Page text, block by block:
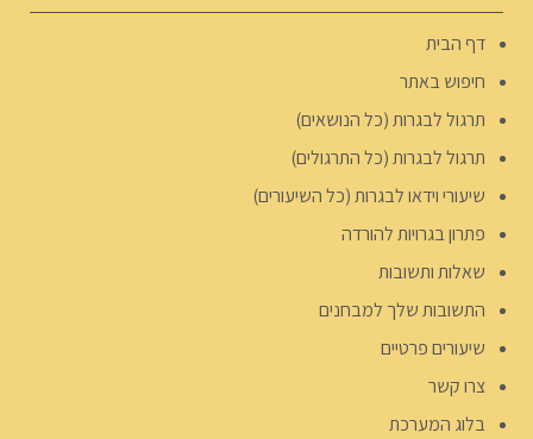
דף הבית
חיפוש באתר
תרגול לבגרות (כל הנושאים)
תרגול לבגרות (כל התרגולים)
שיעורי וידאו לבגרות (כל השיעורים)
פתרון בגרויות להורדה
שאלות ותשובות
התשובות שלך למבחנים
שיעורים פרטיים
צרו קשר
בלוג המערכת